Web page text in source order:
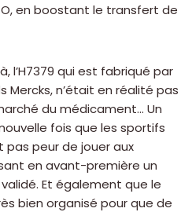
en boostant le transfert de
l’H7379 qui est fabriqué par
Mercks, n’était en réalité pas
du médicament… Un
fois que les sportifs
peur de jouer aux
en avant-première un
Et également que le
bien organisé pour que de